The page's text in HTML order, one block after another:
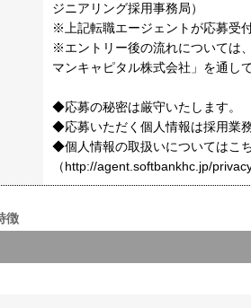
ジニアリング採用事務局）
※上記転職エージェントが応募受
※エントリー後の流れについては
マンキャピタル株式会社」を通し
◆応募の秘密は厳守いたします。
◆応募いただく個人情報は採用業
◆個人情報の取扱いについてはこ
（http://agent.softbankhc.jp/
徴